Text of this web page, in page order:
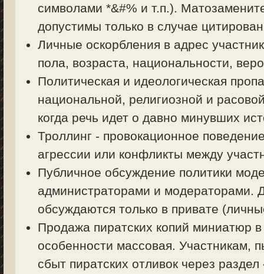
символами *&#% и т.п.).
допустимы только в случае
Личные оскорбления в адрес
пола, возраста, национальности,
Политическая и идеологическая
национальной, религиозной и
когда речь идет о давно минувших
Троллинг - провокационное
агрессии или конфликты между
Публичное обсуждение политики
администраторами и модераторами.
обсуждаются только в привате
Продажа пиратских копий миниатюр
особенности массовая. Участникам,
сбыт пиратских отливок через